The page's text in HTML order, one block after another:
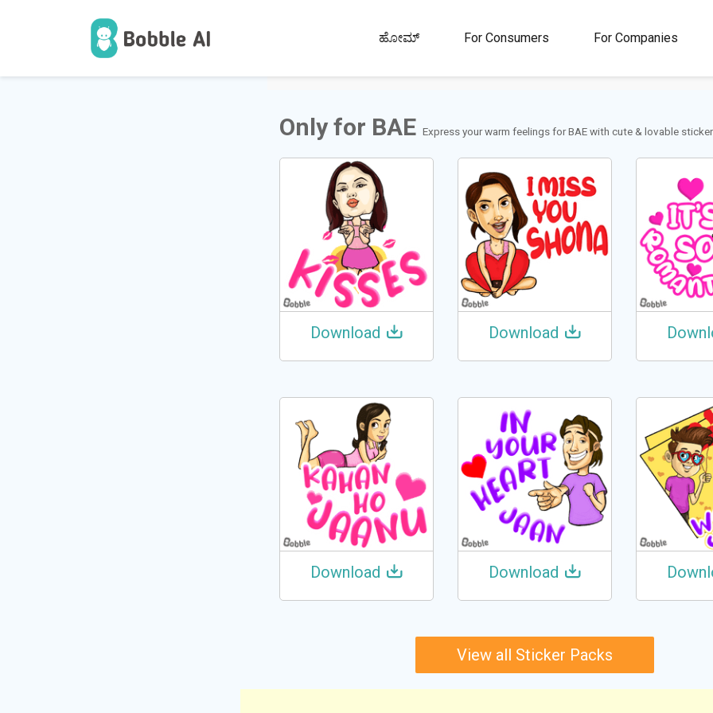
ಹೋಮ್ For Consumers For Companies
100M+ 4.5
ರೇಟಿಂಗ್
1M+
ಸ್ಟಿಕ್ಕರ್‌ಗಳು ಮತ್ತು
Only for BAE Express your warm feelings for BAE with cute & lovable
Download Download
Download Download
View all Sticker Packs